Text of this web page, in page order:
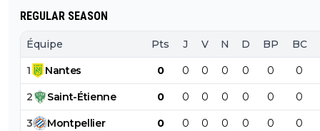
REGULAR SEASON
Équipe Pts J V N D BP BC
1 Nantes 0 0 0 0 0 0 0
2 Saint-Étienne 0 0 0 0 0 0 0
3 Montpellier 0 0 0 0 0 0 0